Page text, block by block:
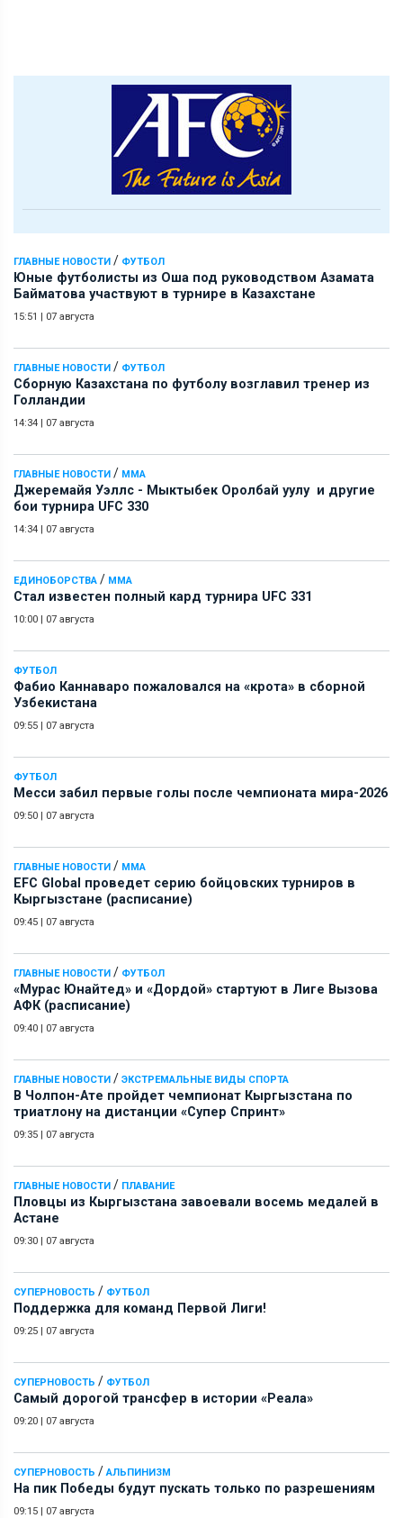
ГЛАВНЫЕ НОВОСТИ / ФУТБОЛ
Юные футболисты из Оша под руководством Азамата
Байматова участвуют в турнире в Казахстане
15:51 | 07 августа
ГЛАВНЫЕ НОВОСТИ / ФУТБОЛ
Сборную Казахстана по футболу возглавил тренер из
Голландии
14:34 | 07 августа
ГЛАВНЫЕ НОВОСТИ / ММА
Джеремайя Уэллс - Мыктыбек Оролбай уулу и другие
бои турнира UFC 330
14:34 | 07 августа
ЕДИНОБОРСТВА / ММА
Стал известен полный кард турнира UFC 331
10:00 | 07 августа
ФУТБОЛ
Фабио Каннаваро пожаловался на «крота» в сборной
Узбекистана
09:55 | 07 августа
ФУТБОЛ
Месси забил первые голы после чемпионата мира-2026
09:50 | 07 августа
ГЛАВНЫЕ НОВОСТИ / ММА
EFC Global проведет серию бойцовских турниров в
Кыргызстане (расписание)
09:45 | 07 августа
ГЛАВНЫЕ НОВОСТИ / ФУТБОЛ
«Мурас Юнайтед» и «Дордой» стартуют в Лиге Вызова
АФК (расписание)
09:40 | 07 августа
ГЛАВНЫЕ НОВОСТИ / ЭКСТРЕМАЛЬНЫЕ ВИДЫ СПОРТА
В Чолпон-Ате пройдет чемпионат Кыргызстана по
триатлону на дистанции «Супер Спринт»
09:35 | 07 августа
ГЛАВНЫЕ НОВОСТИ / ПЛАВАНИЕ
Пловцы из Кыргызстана завоевали восемь медалей в
Астане
09:30 | 07 августа
СУПЕРНОВОСТЬ / ФУТБОЛ
Поддержка для команд Первой Лиги!
09:25 | 07 августа
СУПЕРНОВОСТЬ / ФУТБОЛ
Самый дорогой трансфер в истории «Реала»
09:20 | 07 августа
СУПЕРНОВОСТЬ / АЛЬПИНИЗМ
На пик Победы будут пускать только по разрешениям
09:15 | 07 августа